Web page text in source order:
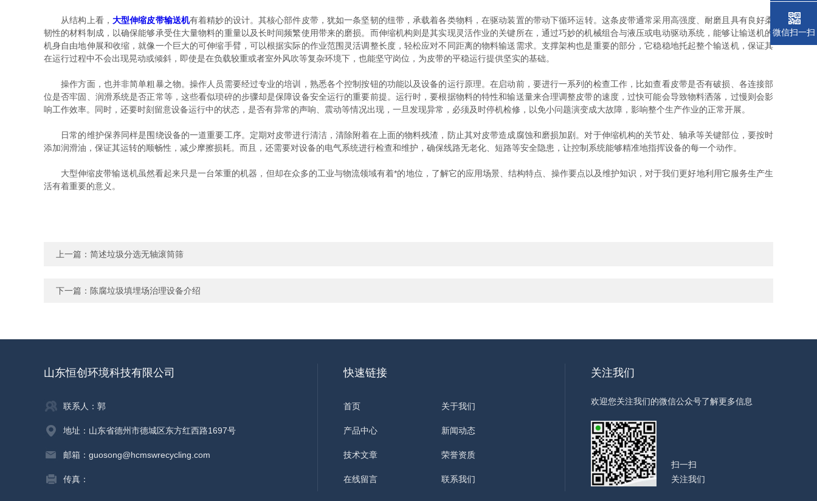
从结构上看， 大型伸缩皮带输送机有着精妙的设计。其核心部件皮带，犹如一条坚韧的纽带，承载着各类物料，在驱动装置的带动下循环运转。这条皮带通常采用高强度、耐磨且具有良好柔
韧性的材料制成，以确保能够承受住大量物料的重量以及长时间频繁使用带来的磨损。而伸缩机构则是其实现灵活作业的关键所在，通过巧妙的机械组合与液压或电动驱动系统，能够让输送机的
机身自由地伸展和收缩，就像一个巨大的可伸缩手臂，可以根据实际的作业范围灵活调整长度，轻松应对不同距离的物料输送需求。支撑架构也是重要的部分，它稳稳地托起整个输送机，保证其
在运行过程中不会出现晃动或倾斜，即使是在负载较重或者室外风吹等复杂环境下，也能坚守岗位，为皮带的平稳运行提供坚实的基础。
操作方面，也并非简单粗暴之物。操作人员需要经过专业的培训，熟悉各个控制按钮的功能以及设备的运行原理。在启动前，要进行一系列的检查工作，比如查看皮带是否有破损、各连接部
位是否牢固、润滑系统是否正常等，这些看似琐碎的步骤却是保障设备安全运行的重要前提。运行时，要根据物料的特性和输送量来合理调整皮带的速度，过快可能会导致物料洒落，过慢则会影
响工作效率。同时，还要时刻留意设备运行中的状态，是否有异常的声响、震动等情况出现，一旦发现异常，必须及时停机检修，以免小问题演变成大故障，影响整个生产作业的正常开展。
日常的维护保养同样是围绕设备的一道重要工序。定期对皮带进行清洁，清除附着在上面的物料残渣，防止其对皮带造成腐蚀和磨损加剧。对于伸缩机构的关节处、轴承等关键部位，要按时
添加润滑油，保证其运转的顺畅性，减少摩擦损耗。而且，还需要对设备的电气系统进行检查和维护，确保线路无老化、短路等安全隐患，让控制系统能够精准地指挥设备的每一个动作。
大型伸缩皮带输送机虽然看起来只是一台笨重的机器，但却在众多的工业与物流领域有着*的地位，了解它的应用场景、结构特点、操作要点以及维护知识，对于我们更好地利用它服务生产生
活有着重要的意义。
上一篇： 简述垃圾分选无轴滚筒筛
下一篇： 陈腐垃圾填埋场治理设备介绍
山东恒创环境科技有限公司
联系人：郭
地址：山东省德州市德城区东方红西路1697号
邮箱：guosong@hcmswrecycling.com
传真：
快速链接
首页 关于我们
产品中心 新闻动态
技术文章 荣誉资质
在线留言 联系我们
关注我们
欢迎您关注我们的微信公众号了解更多信息
扫一扫
关注我们
微信扫一扫